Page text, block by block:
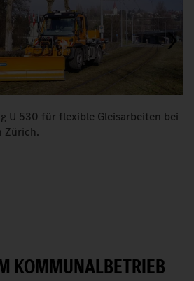
U 530 für flexible Gleisarbeiten bei
Zürich.
KOMMUNALBETRIEB